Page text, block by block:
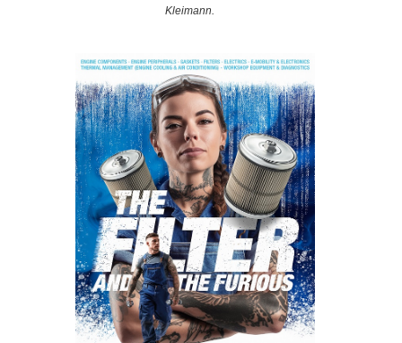
Kleimann.